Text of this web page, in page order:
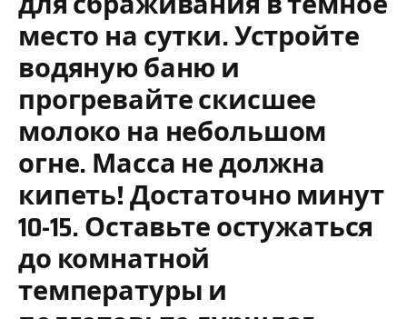
место на сутки. Устройте
водяную баню и
прогревайте скисшее
молоко на небольшом
огне. Масса не должна
кипеть! Достаточно минут
10-15. Оставьте остужаться
до комнатной
температуры и